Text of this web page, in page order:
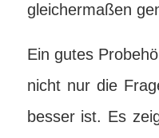
gleichermaßen
Ein gutes
nicht nur die
besser ist. Es